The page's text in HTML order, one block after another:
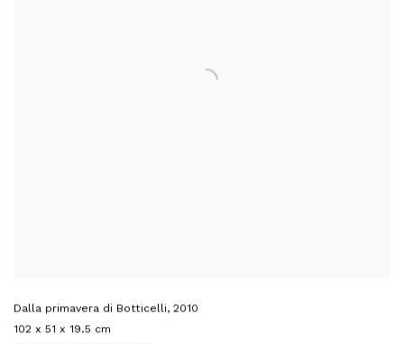
Dalla primavera di Botticelli, 2010
102 x 51 x 19.5 cm